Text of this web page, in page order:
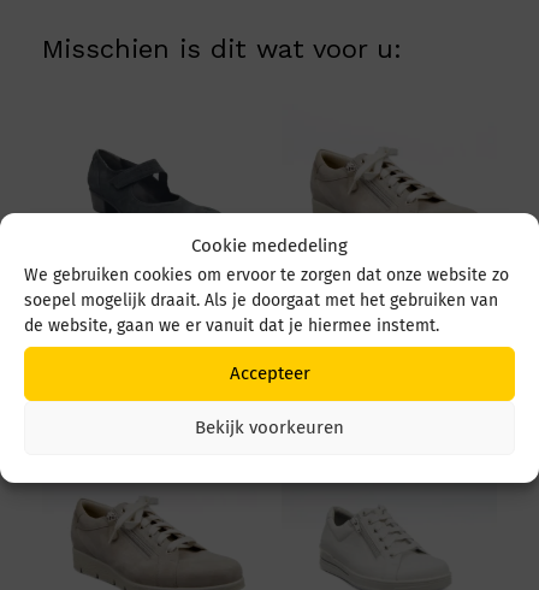
Cookie mededeling
We gebruiken cookies om ervoor te zorgen dat onze website zo
soepel mogelijk draait. Als je doorgaat met het gebruiken van
de website, gaan we er vanuit dat je hiermee instemt.
Accepteer
Bekijk voorkeuren
Misschien is dit wat voor u:
Durea 5679 5679 035
4549 Zwart
219,95
Durea 6298 095 6298
0945 1514 Avorio